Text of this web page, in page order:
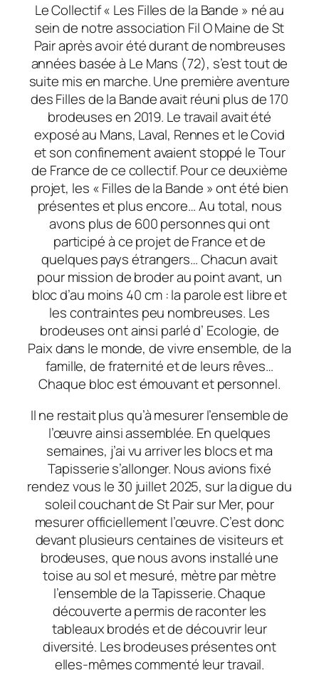
Le Collectif « Les Filles de la Bande » né au
sein de notre association Fil O Maine de St
Pair après avoir été durant de nombreuses
années basée à Le Mans (72), s’est tout de
suite mis en marche. Une première aventure
des Filles de la Bande avait réuni plus de 170
brodeuses en 2019. Le travail avait été
exposé au Mans, Laval, Rennes et le Covid
et son confinement avaient stoppé le Tour
de France de ce collectif. Pour ce deuxième
projet, les « Filles de la Bande » ont été bien
présentes et plus encore… Au total, nous
avons plus de 600 personnes qui ont
participé à ce projet de France et de
quelques pays étrangers… Chacun avait
pour mission de broder au point avant, un
bloc d’au moins 40 cm : la parole est libre et
les contraintes peu nombreuses. Les
brodeuses ont ainsi parlé d’ Ecologie, de
Paix dans le monde, de vivre ensemble, de la
famille, de fraternité et de leurs rêves…
Chaque bloc est émouvant et personnel.
Il ne restait plus qu’à mesurer l’ensemble de
l’œuvre ainsi assemblée. En quelques
semaines, j’ai vu arriver les blocs et ma
Tapisserie s’allonger. Nous avions fixé
rendez vous le 30 juillet 2025, sur la digue du
soleil couchant de St Pair sur Mer, pour
mesurer officiellement l’œuvre. C’est donc
devant plusieurs centaines de visiteurs et
brodeuses, que nous avons installé une
toise au sol et mesuré, mètre par mètre
l’ensemble de la Tapisserie. Chaque
découverte a permis de raconter les
tableaux brodés et de découvrir leur
diversité. Les brodeuses présentes ont
elles-mêmes commenté leur travail.